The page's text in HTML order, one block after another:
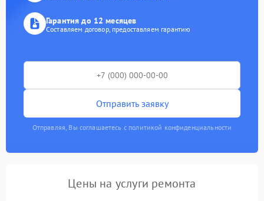
Гарантия до 12 месяцев
Составляем договор, предоставляем гарантию
Отправить заявку
Отправляя, Вы соглашаетесь с политикой конфиденциальности
Цены на услуги ремонта